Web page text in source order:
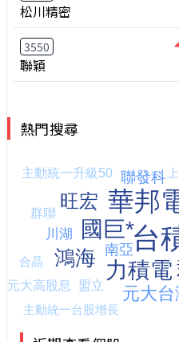
松川精密
3550
聯穎
熱門搜尋